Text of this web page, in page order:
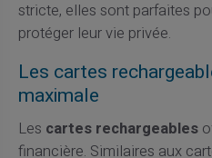
stricte, elles sont parfaites
protéger leur vie privée.
Les cartes
maximale
Les cartes rechargeables
financière. Similaires aux